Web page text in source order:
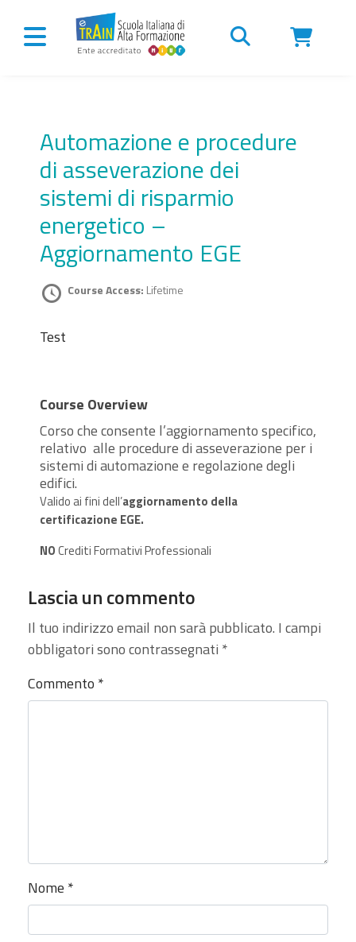
Vai al contenuto
Automazione e procedure
di asseverazione dei
sistemi di risparmio
energetico –
Aggiornamento EGE
Course Access: Lifetime
Test
Course Overview
Corso che consente l’aggiornamento specifico,
relativo alle procedure di asseverazione per i
sistemi di automazione e regolazione degli
edifici.
Valido ai fini dell’aggiornamento della
certificazione EGE.
NOCrediti Formativi Professionali
Lascia un commento
Il tuo indirizzo email non sarà pubblicato. I campi
obbligatori sono contrassegnati *
Commento *
Nome *